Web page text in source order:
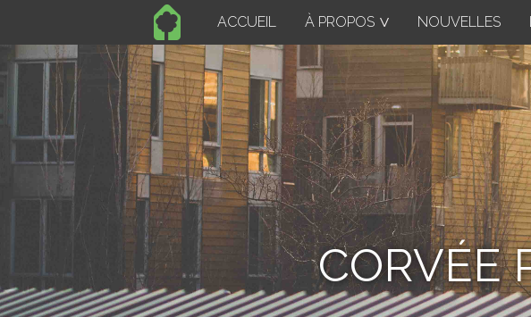
ACCUEIL À PROPOS NOUVELLES
CORVÉE